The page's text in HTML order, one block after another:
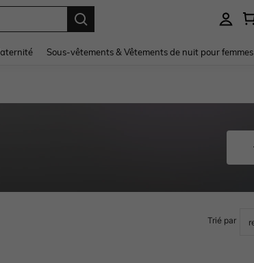
Sous-vêtements & Vêtements de nuit pour femmes
Trié par